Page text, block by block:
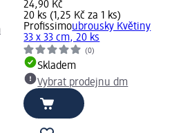
24,90 Kč
20 ks (1,25 Kč za 1 ks)
Profissimoubrousky Květiny
33 x 33 cm, 20 ks
(0)
Skladem
Vybrat prodejnu dm